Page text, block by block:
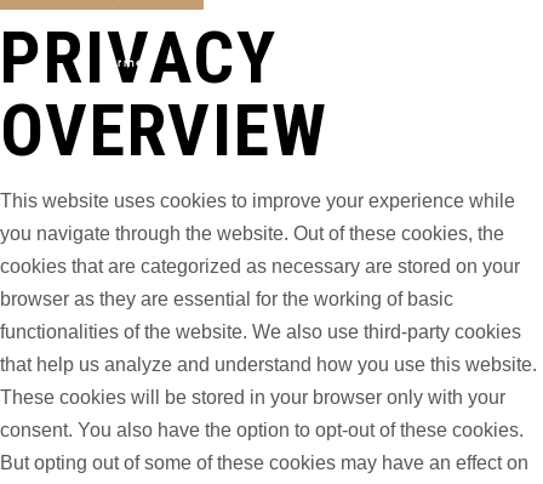
Fermer
PRIVACY
OVERVIEW
This website uses cookies to improve your experience while
you navigate through the website. Out of these cookies, the
cookies that are categorized as necessary are stored on your
browser as they are essential for the working of basic
functionalities of the website. We also use third-party cookies
that help us analyze and understand how you use this website.
These cookies will be stored in your browser only with your
consent. You also have the option to opt-out of these cookies.
But opting out of some of these cookies may have an effect on